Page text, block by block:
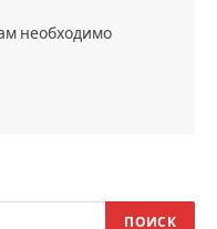
необходимо